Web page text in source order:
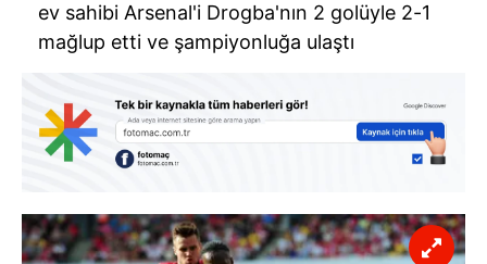
ev sahibi Arsenal'i Drogba'nın 2 golüyle 2-1
mağlup etti ve şampiyonluğa ulaştı